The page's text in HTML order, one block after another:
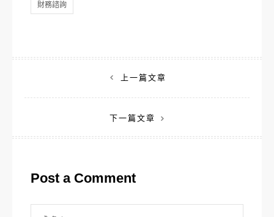
財務諮詢
章
上一篇文章
下一篇文章
Post a Comment